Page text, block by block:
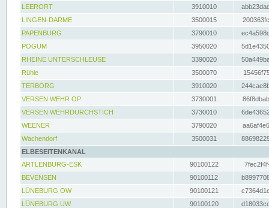
LEERORT
3910010
LINGEN-DARME
3500015
PAPENBURG
3790010
POGUM
3950020
RHEINE UNTERSCHLEUSE
3390020
Rühle
3500070
TERBORG
3910020
VERSEN WEHR OP
3730001
VERSEN WEHRDURCHSTICH
3730010
WEENER
3790020
Wachendorf
3500031
ELBESEITENKANAL
ARTLENBURG-ESK
90100122
BEVENSEN
90100112
LÜNEBURG OW
90100121
LÜNEBURG UW
90100120